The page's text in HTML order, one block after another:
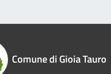
Comune di Gioia Tauro